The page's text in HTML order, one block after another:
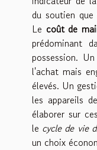
du soutien
Le coût de
prédominant
possession.
l'achat mais
élevés. Un
les appareils
élaborer sur
le cycle de vie
un choix